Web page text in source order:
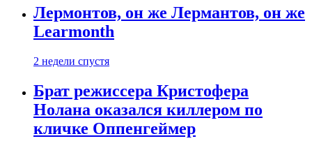
Лермонтов, он же Лермантов, он же
Learmonth
2 недели спустя
Брат режиссера Кристофера
Нолана оказался киллером по
кличке Оппенгеймер